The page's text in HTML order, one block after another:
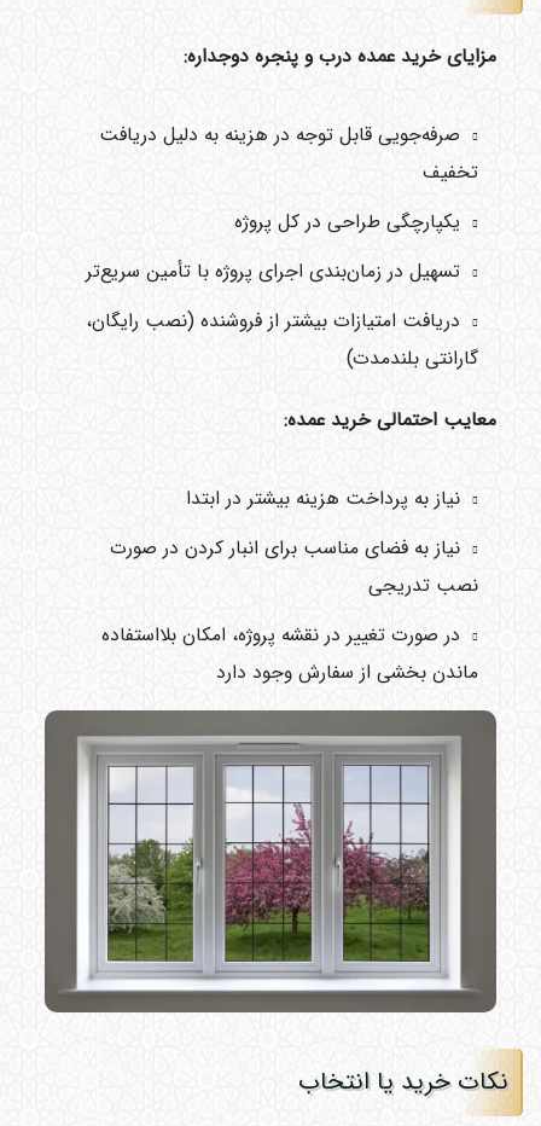
مزایای خرید عمده درب و پنجره دوجداره:
صرفه‌جویی قابل توجه در هزینه به دلیل دریافت
تخفیف
یکپارچگی طراحی در کل پروژه
تسهیل در زمان‌بندی اجرای پروژه با تأمین سریع‌تر
دریافت امتیازات بیشتر از فروشنده (نصب رایگان،
گارانتی بلندمدت)
معایب احتمالی خرید عمده:
نیاز به پرداخت هزینه بیشتر در ابتدا
نیاز به فضای مناسب برای انبار کردن در صورت
نصب تدریجی
در صورت تغییر در نقشه پروژه، امکان بلااستفاده
ماندن بخشی از سفارش وجود دارد
نکات خرید یا انتخاب